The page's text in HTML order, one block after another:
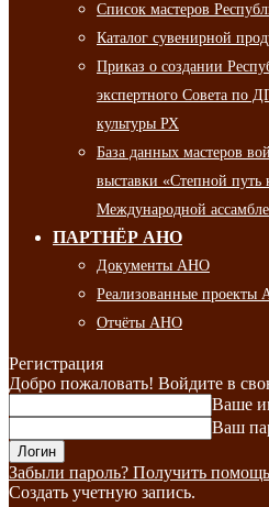
Список мастеров
Каталог сувенирной
Приказ о создании
экспертного Совета по
культуры РХ
База данных мастеров
выставки «Степной путь
Международной
ПАРТНЁР АНО
Документы АНО
Реализованные проекты
Отчёты АНО
Регистрация
Добро пожаловать! Войдите в
Ваше
Ваш
Забыли пароль? Получить помощь
Создать учетную запись.